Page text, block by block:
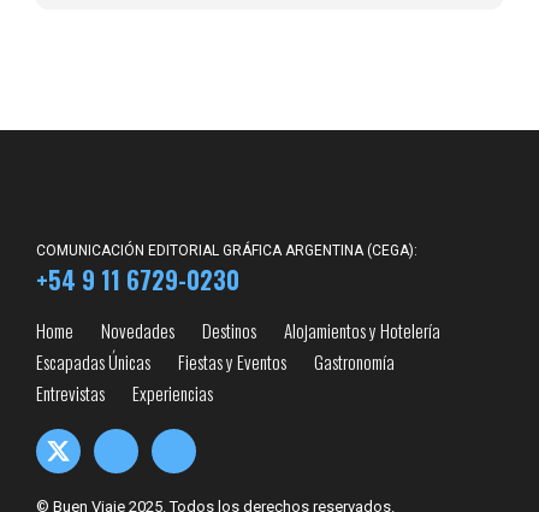
COMUNICACIÓN EDITORIAL GRÁFICA ARGENTINA (CEGA):
+54 9 11 6729-0230
Home Novedades Destinos
Alojamientos y Hotelería
Escapadas Únicas
Fiestas y Eventos
Gastronomía
Entrevistas
Experiencias
© Buen Viaje 2025. Todos los derechos reservados.